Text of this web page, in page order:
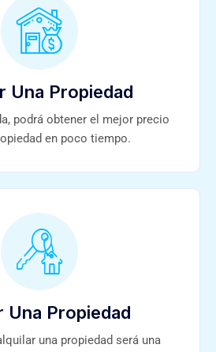
Una Propiedad
podrá obtener el mejor precio
en poco tiempo.
Una Propiedad
una propiedad será una